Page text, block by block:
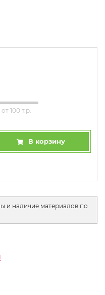
от 100 т.р.
В корзину
и наличие материалов по